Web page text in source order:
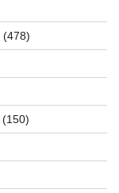
(478)
(150)